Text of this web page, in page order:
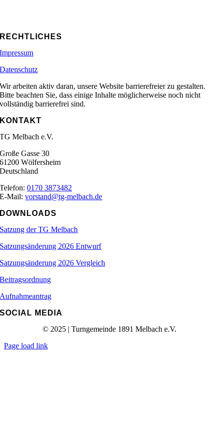
RECHTLICHES
Impressum
Datenschutz
Wir arbeiten aktiv daran, unsere Website barrierefreier zu gestalten.
Bitte beachten Sie, dass einige Inhalte möglicherweise noch nicht
vollständig barrierefrei sind.
KONTAKT
TG Melbach e.V.
Große Gasse 30
61200 Wölfersheim
Deutschland
Telefon:0170 3873482
E-Mail:vorstand@tg-melbach.de
DOWNLOADS
Satzung der TG Melbach
Satzungsänderung 2026 Entwurf
Satzungsänderung 2026 Vergleich
Beitragsordnung
Aufnahmeantrag
SOCIAL MEDIA
© 2025 | Turngemeinde 1891 Melbach e.V.
Page load link